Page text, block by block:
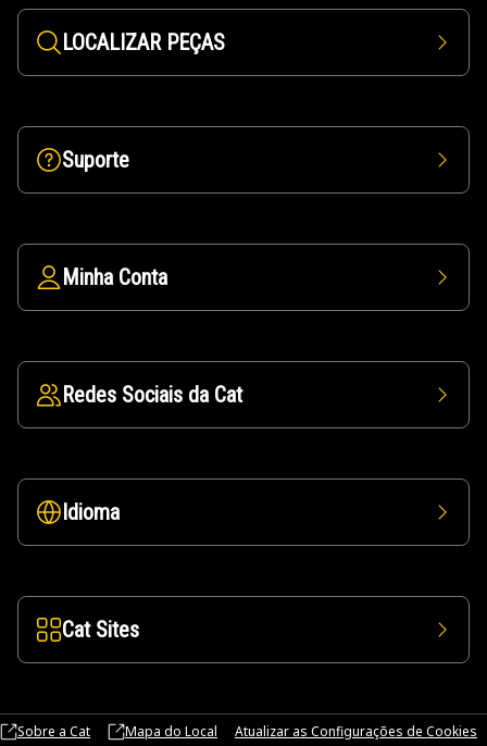
LOCALIZAR PEÇAS
Suporte
Minha Conta
Redes Sociais da Cat
Idioma
Cat Sites
Sobre a Cat Mapa do Local Atualizar as Configurações de Cookies